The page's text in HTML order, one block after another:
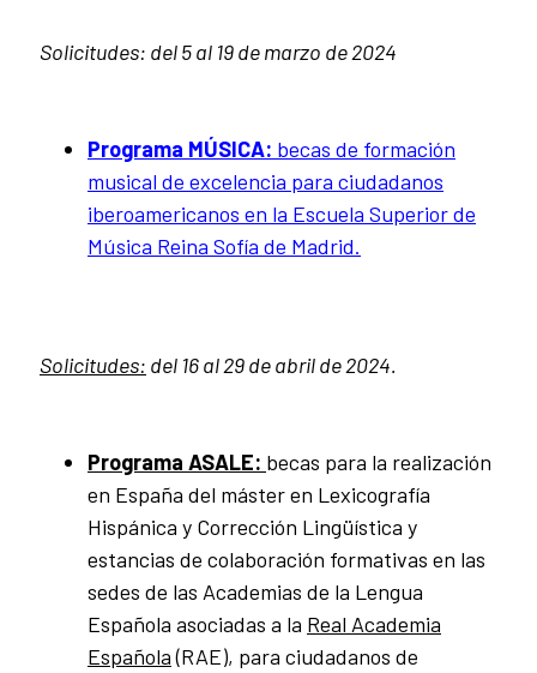
Solicitudes: del 5 al 19 de marzo de 2024
Programa MÚSICA: becas de formación
musical de excelencia para ciudadanos
iberoamericanos en la Escuela Superior de
Música Reina Sofía de Madrid.
Solicitudes: del 16 al 29 de abril de 2024.
Programa ASALE: becas para la realización
en España del máster en Lexicografía
Hispánica y Corrección Lingüística y
estancias de colaboración formativas en las
sedes de las Academias de la Lengua
Española asociadas a la Real Academia
Española(RAE), para ciudadanos de